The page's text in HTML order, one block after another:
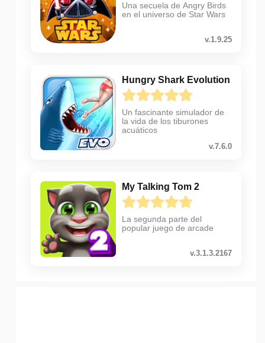
Una secuela de Angry Birds
en el universo de Star Wars
v.1.9.25
Hungry Shark Evolution
Un fascinante simulador de
la vida de los tiburones
acuáticos
v.7.6.0
My Talking Tom 2
La segunda parte del
popular juego de arcade
v.3.1.3.2167